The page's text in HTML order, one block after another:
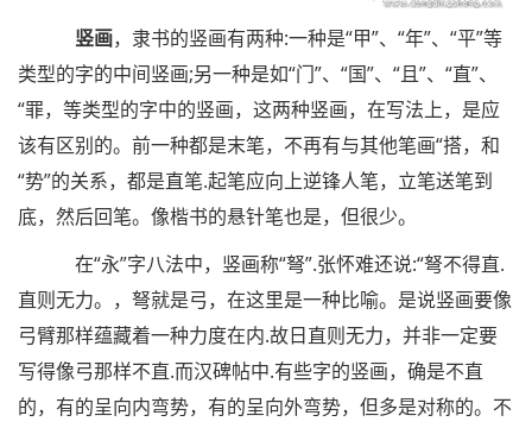
竖画，隶书的竖画有两种:一种是“甲”、“年”、“平”等
类型的字的中间竖画;另一种是如“门”、“国”、“且”、“直”、
“罪，等类型的字中的竖画，这两种竖画，在写法上，是应
该有区别的。前一种都是末笔，不再有与其他笔画“搭，和
“势”的关系，都是直笔.起笔应向上逆锋人笔，立笔送笔到
底，然后回笔。像楷书的悬针笔也是，但很少。
在“永”字八法中，竖画称“弩”.张怀难还说:“弩不得直.
直则无力。，弩就是弓，在这里是一种比喻。是说竖画要像
弓臂那样蕴藏着一种力度在内.故日直则无力，并非一定要
写得像弓那样不直.而汉碑帖中.有些字的竖画，确是不直
的，有的呈向内弯势，有的呈向外弯势，但多是对称的。不